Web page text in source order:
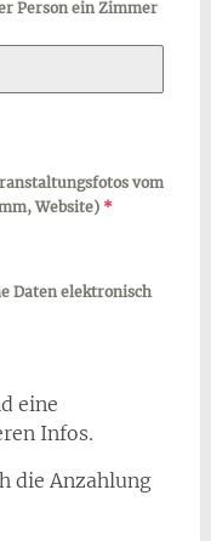
Person ein Zimmer
vom
Website) *
Daten elektronisch
eine
Infos.
die Anzahlung